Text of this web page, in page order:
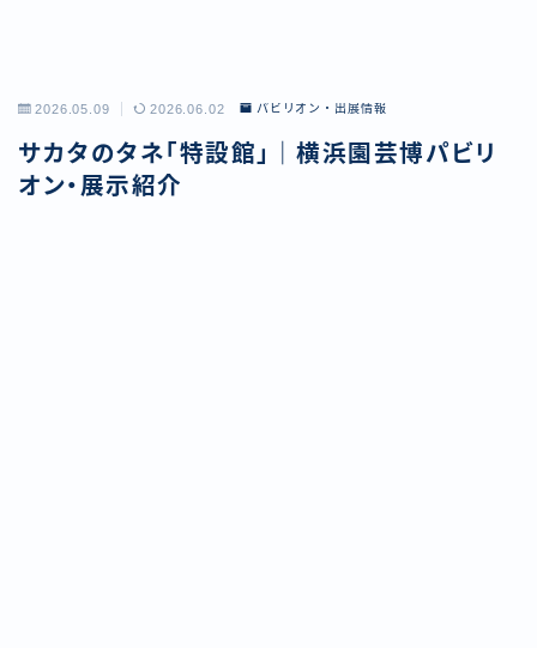
2026.05.09 2026.06.02 パビリオン・出展情報
サカタのタネ「特設館」｜横浜園芸博パビリ
オン・展示紹介